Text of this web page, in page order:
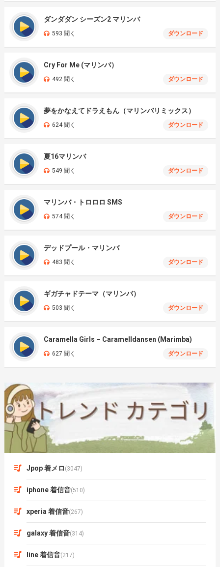
ダンダダン シーズン2 マリンバ
593 聞く ダウンロード
Cry For Me (マリンバ）
492 聞く ダウンロード
夢をかなえてドラえもん（マリンバリミックス）
624 聞く ダウンロード
夏16マリンバ
549 聞く ダウンロード
マリンバ・トロロロ SMS
574 聞く ダウンロード
デッドプール・マリンバ
483 聞く ダウンロード
ギガチャドテーマ（マリンバ）
503 聞く ダウンロード
Caramella Girls – Caramelldansen (Marimba)
627 聞く ダウンロード
Jpop 着メロ (3047)
iphone 着信音(510)
xperia 着信音(267)
galaxy 着信音(314)
line 着信音(217)